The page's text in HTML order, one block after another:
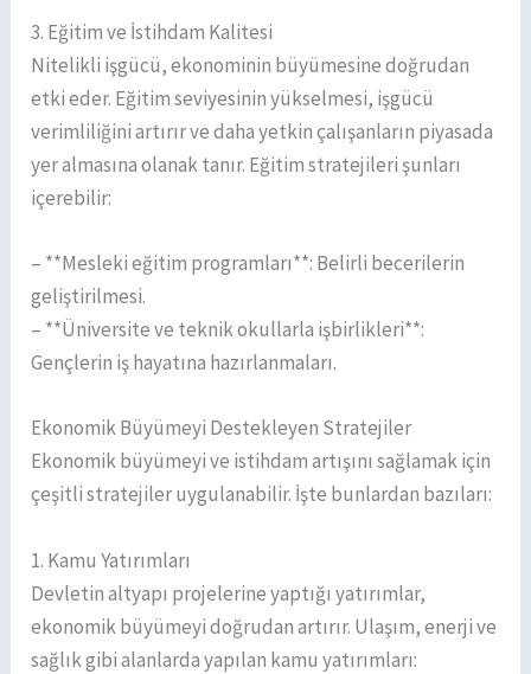
3. Eğitim ve İstihdam Kalitesi
Nitelikli işgücü, ekonominin büyümesine doğrudan
etki eder. Eğitim seviyesinin yükselmesi, işgücü
verimliliğini artırır ve daha yetkin çalışanların piyasada
yer almasına olanak tanır. Eğitim stratejileri şunları
içerebilir:
– **Mesleki eğitim programları**: Belirli becerilerin
geliştirilmesi.
– **Üniversite ve teknik okullarla işbirlikleri**:
Gençlerin iş hayatına hazırlanmaları.
Ekonomik Büyümeyi Destekleyen Stratejiler
Ekonomik büyümeyi ve istihdam artışını sağlamak için
çeşitli stratejiler uygulanabilir. İşte bunlardan bazıları:
1. Kamu Yatırımları
Devletin altyapı projelerine yaptığı yatırımlar,
ekonomik büyümeyi doğrudan artırır. Ulaşım, enerji ve
sağlık gibi alanlarda yapılan kamu yatırımları: